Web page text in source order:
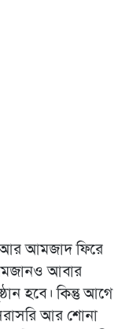
আর আমজাদ ফিরে
আবার
হবে। কিন্তু আগে
আর শোনা